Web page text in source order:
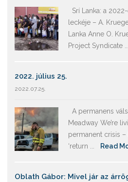
Srí Lanka: a
leckéje – A.
Lanka Anne O.
Project Syndicate
2022. július 25.
2022.07.25.
A permanens
Meadway We’re
permanent crisis –
‘return ...
Read
Oblath Gábor: Mivel jár az